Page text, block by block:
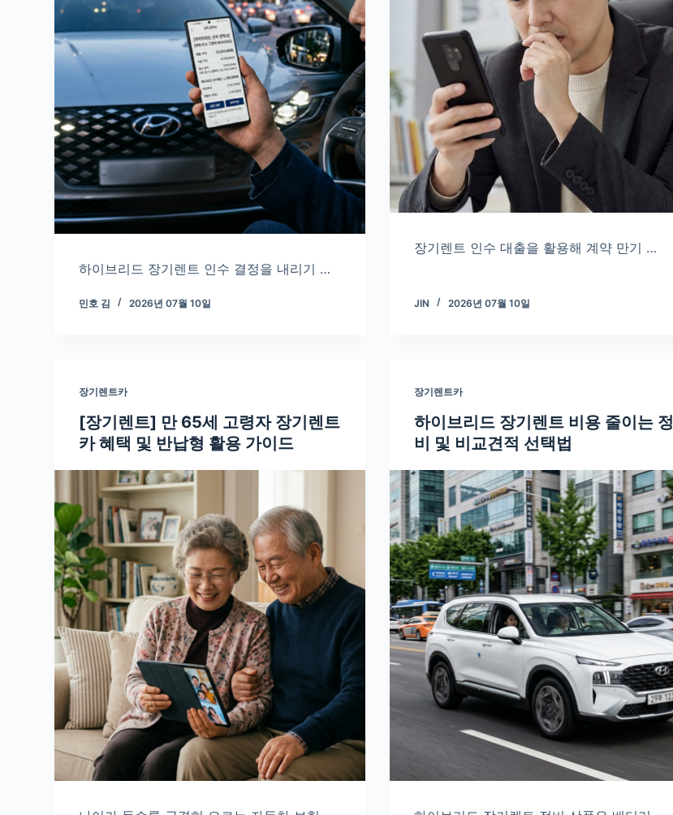
하이브리드 장기렌트 인수 결정을 내리기 …
민호 김 2026년 07월 10일
장기렌트 인수 대출을 활용해 계약 만기 …
JIN 2026년 07월 10일
장기렌트카
[장기렌트] 만 65세 고령자 장기렌트
카 혜택 및 반납형 활용 가이드
장기렌트카
하이브리드 장기렌트 비용 줄이는 정
비 및 비교견적 선택법